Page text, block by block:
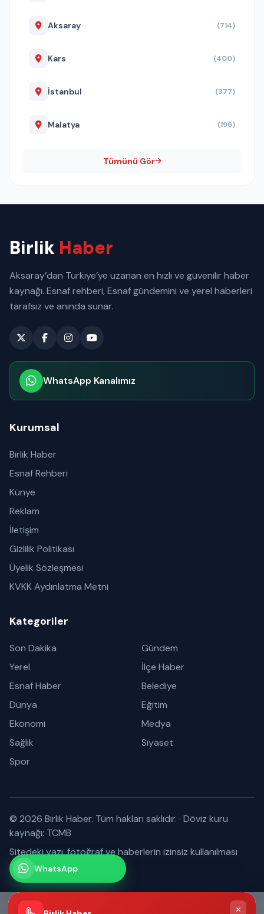
Aksaray (714)
Kars (400)
İstanbul (377)
Malatya (196)
Tümünü Gör
Birlik Haber
Aksaray’dan Türkiye’ye uzanan en hızlı ve güvenilir haber
kaynağı. Esnaf rehberi, Esnaf gündemini ve yerel haberleri
tarafsız ve anında sunar.
WhatsApp Kanalımız
Kurumsal
Birlik Haber
Esnaf Rehberi
Künye
Reklam
İletişim
Gizlilik Politikası
Üyelik Sözleşmesi
KVKK Aydınlatma Metni
Kategoriler
Son Dakika
Gündem
Yerel
İlçe Haber
Esnaf Haber
Belediye
Dünya
Eğitim
Ekonomi
Medya
Sağlık
Siyaset
Spor
© 2026 Birlik Haber. Tüm hakları saklıdır. · Döviz kuru
kaynağı: TCMB
Sitedeki yazı, fotoğraf ve haberlerin izinsiz kullanılması
yasaktır.WhatsApp
Kanalımız
Abone olabilirsiniz
×